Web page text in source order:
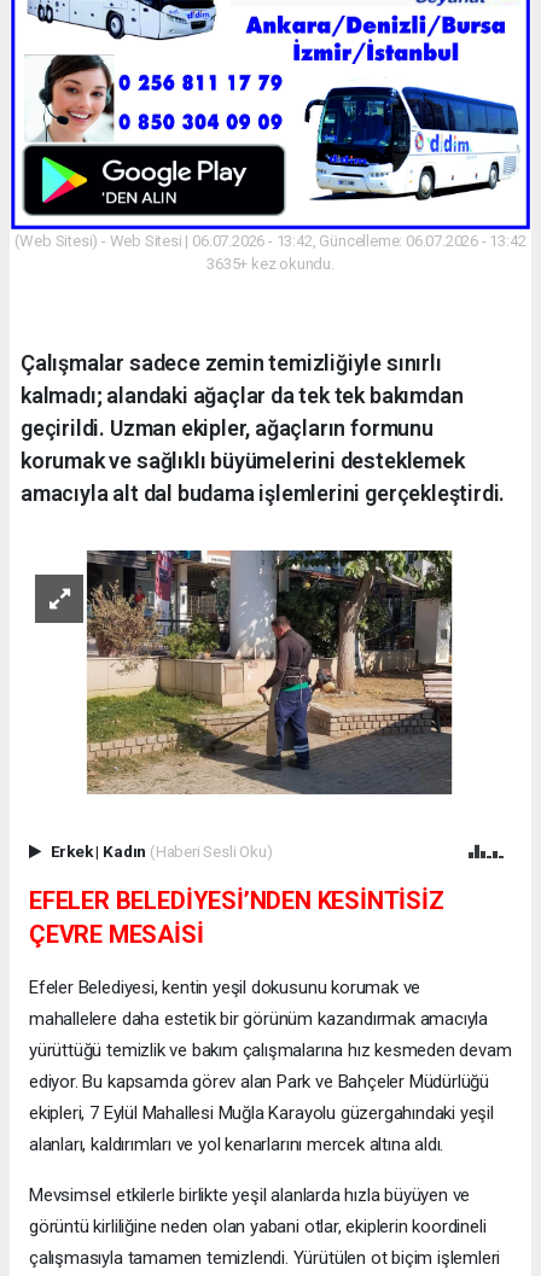
(Web Sitesi) - Web Sitesi | 06.07.2026 - 13:42, Güncelleme: 06.07.2026 - 13:42
3635+ kez okundu.
Çalışmalar sadece zemin temizliğiyle sınırlı
kalmadı; alandaki ağaçlar da tek tek bakımdan
geçirildi. Uzman ekipler, ağaçların formunu
korumak ve sağlıklı büyümelerini desteklemek
amacıyla alt dal budama işlemlerini gerçekleştirdi.
Erkek| Kadın (Haberi Sesli Oku)
EFELER BELEDİYESİ’NDEN KESİNTİSİZ
ÇEVRE MESAİSİ
Efeler Belediyesi, kentin yeşil dokusunu korumak ve
mahallelere daha estetik bir görünüm kazandırmak amacıyla
yürüttüğü temizlik ve bakım çalışmalarına hız kesmeden devam
ediyor. Bu kapsamda görev alan Park ve Bahçeler Müdürlüğü
ekipleri, 7 Eylül Mahallesi Muğla Karayolu güzergahındaki yeşil
alanları, kaldırımları ve yol kenarlarını mercek altına aldı.
Mevsimsel etkilerle birlikte yeşil alanlarda hızla büyüyen ve
görüntü kirliliğine neden olan yabani otlar, ekiplerin koordineli
çalışmasıyla tamamen temizlendi. Yürütülen ot biçim işlemleri